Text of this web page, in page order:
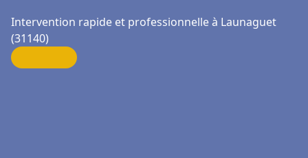
Intervention rapide et professionnelle à Launaguet
(31140)